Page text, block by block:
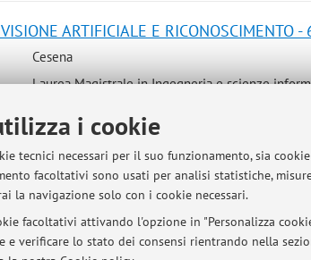
i cookie
tecnici necessari per il suo funzionamento, sia
facoltativi sono usati per analisi statistiche,
la navigazione solo con i cookie necessari.
facoltativi attivando l'opzione in "Personalizza
e verificare lo stato dei consensi rientrando nella
ARTIFICIALE E RICONOSCIMENTO -
Cesena
Laurea Magistrale in Ingegneria e scienze
delle lezioni
MATER STUDIORUM - Università di Bologna - Via